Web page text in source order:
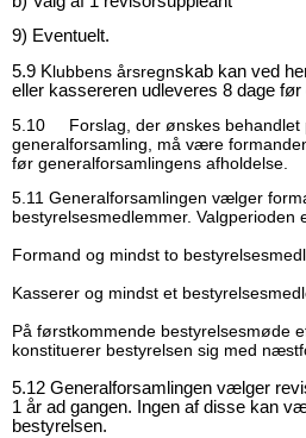
9) Eventuelt.
5.9 Klubbens årsregnskab kan ved
eller kassereren udleveres 8 dage
5.10 Forslag, der ønskes behandlet
generalforsamling, må være
før generalforsamlingens afholdelse.
5.11 Generalforsamlingen vælger
bestyrelsesmedlemmer. Valgperioden
Formand og mindst to
Kasserer og mindst et
På førstkommende bestyrelsesmøde
konstituerer bestyrelsen sig med
5.12 Generalforsamlingen vælger
1 år ad gangen. Ingen af disse kan
bestyrelsen.